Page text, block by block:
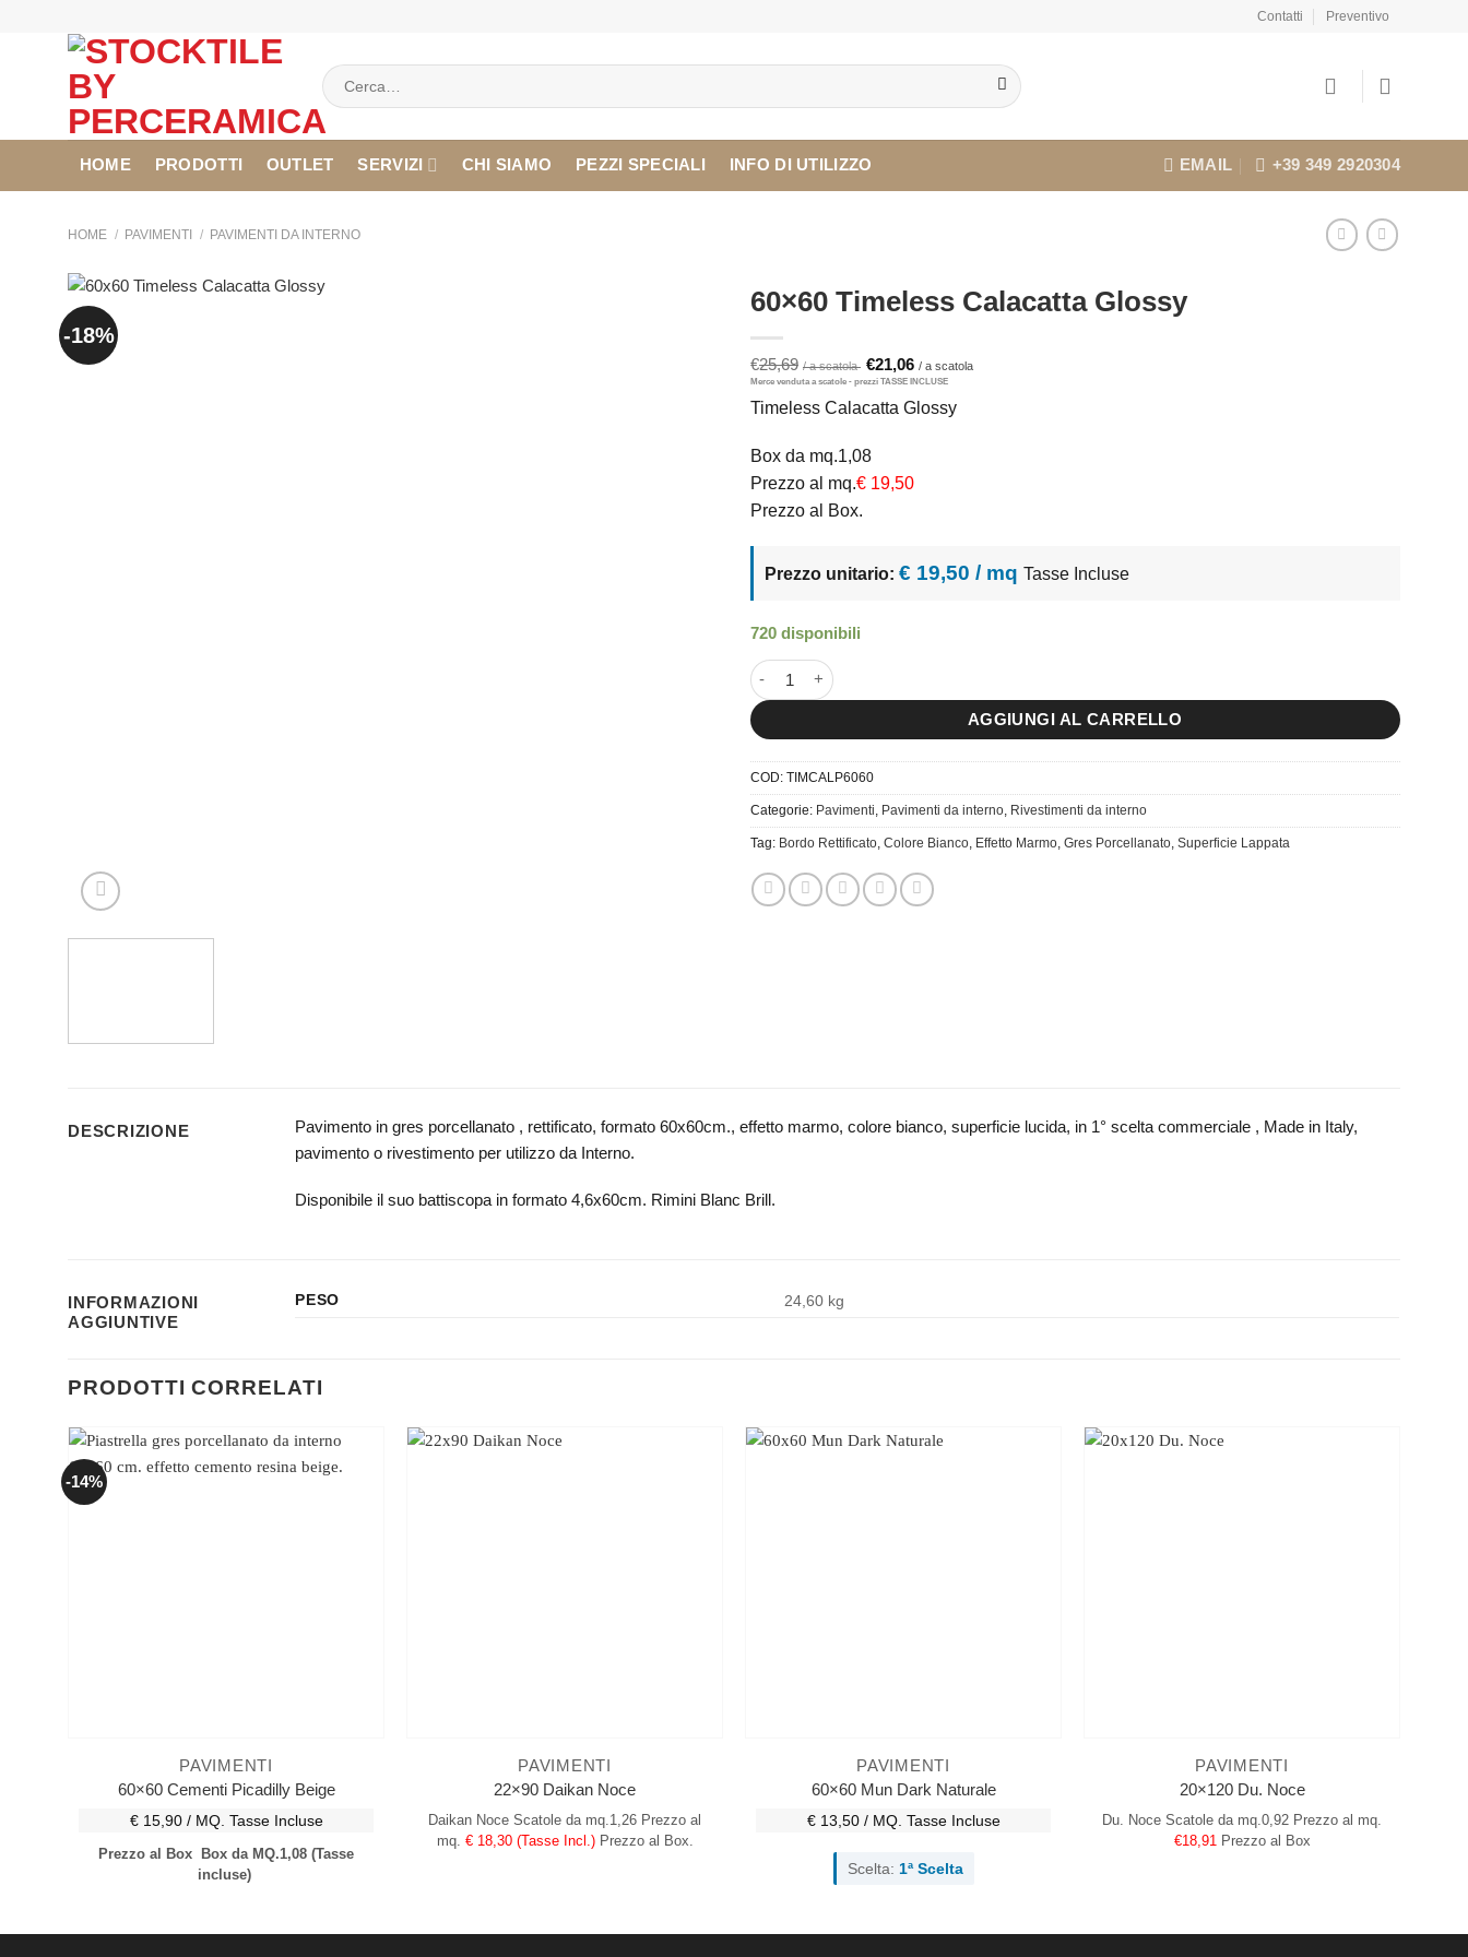
Contatti Preventivo
Cerca:
HOME PRODOTTI OUTLET SERVIZI CHI SIAMO PEZZI SPECIALI INFO DI UTILIZZO EMAIL +39 349 2920304
HOME / PAVIMENTI / PAVIMENTI DA INTERNO
-18%
60×60 Timeless Calacatta Glossy
€25,69
Il
prezzo
era:
€21,06
Il
Timeless Calacatta Glossy
Box da mq.1,08
Prezzo al mq.€ 19,50
Prezzo al Box.
Prezzo unitario: € 19,50 / mq Tasse Incluse
720 disponibili
60x60 Timeless Calacatta Glossy quantità
AGGIUNGI AL CARRELLO
COD: TIMCALP6060
Categorie: Pavimenti, Pavimenti da interno, Rivestimenti da interno
Tag: Bordo Rettificato, Colore Bianco, Effetto Marmo, Gres Porcellanato, Superficie Lappata
DESCRIZIONE
Pavimento in gres porcellanato , rettificato, formato 60x60cm., effetto marmo, colore bianco, superficie lucida, in 1° scelta commerciale , Made in Italy,
pavimento o rivestimento per utilizzo da Interno.
Disponibile il suo battiscopa in formato 4,6x60cm. Rimini Blanc Brill.
INFORMAZIONI
AGGIUNTIVE
PESO 24,60 kg
PRODOTTI CORRELATI
-14%
PAVIMENTI
60×60 Cementi Picadilly Beige
€ 15,90 / MQ. Tasse Incluse
Prezzo al Box Box da MQ.1,08 (Tasse
incluse)
PAVIMENTI
22×90 Daikan Noce
Daikan Noce Scatole da mq.1,26 Prezzo al
mq. € 18,30 (Tasse Incl.)Prezzo al Box.
PAVIMENTI
60×60 Mun Dark Naturale
€ 13,50 / MQ. Tasse Incluse
Scelta: 1ª Scelta
PAVIMENTI
20×120 Du. Noce
Du. Noce Scatole da mq.0,92 Prezzo al mq.
€18,91Prezzo al Box